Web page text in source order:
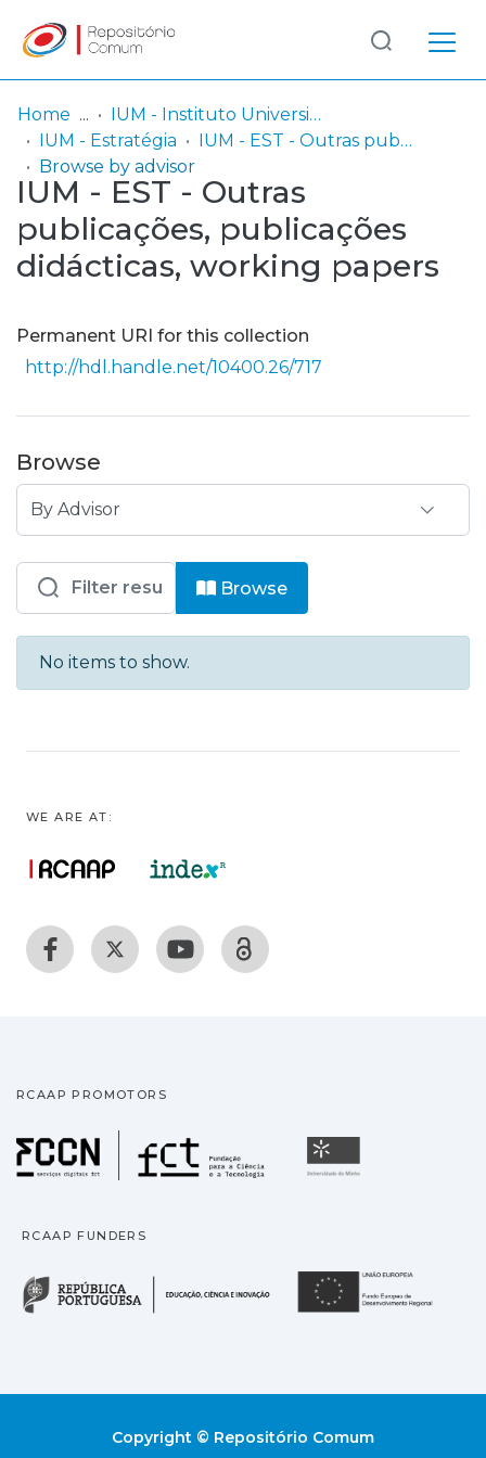
Communities
& Collections
Browse repository
Log
In
(current)
Home
IUM - Instituto Universitário Militar
IUM - Estratégia
IUM - EST - Outras publicações, publicações didácticas, working papers
Browse by advisor
IUM - EST - Outras
publicações, publicações
didácticas, working papers
Permanent URI for this collection
http://hdl.handle.net/10400.26/717
Browse
Browsing IUM - EST - Outras
Browse
No items to show.
WE ARE AT:
RCAAP PROMOTORS
Fundação para a
RCAAP FUNDERS
República Portuguesa
Copyright © Repositório Comum